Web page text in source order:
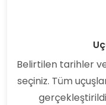
Belirtilen tarihler
seçiniz. Tüm